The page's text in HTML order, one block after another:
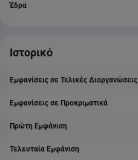
Έδρα
Ιστορικό
Εμφανίσεις σε Τελικές Διοργανώσεις
Εμφανίσεις σε Προκριματικά
Πρώτη Εμφάνιση
Τελευταία Εμφάνιση